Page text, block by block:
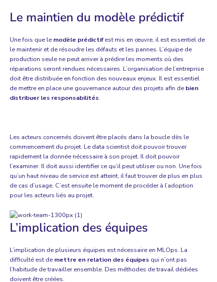
Le maintien du modèle prédictif
Une fois que le modèle prédictifest mis en œuvre, il est essentiel de
le maintenir et de résoudre les défauts et les pannes. L’équipe de
production seule ne peut arriver à prédire les moments où des
réparations seront rendues nécessaires. L’organisation de l’entreprise
doit être distribuée en fonction des nouveaux enjeux. Il est essentiel
de mettre en place une gouvernance autour des projets afin de bien
distribuer les responsabilités.
Les acteurs concernés doivent être placés dans la boucle dès le
commencement du projet. Le data scientist doit pouvoir trouver
rapidement la donnée nécessaire à son projet. Il doit pouvoir
l’examiner. Il doit aussi identifier ce qu’il peut utiliser ou non. Une fois
qu’un haut niveau de service est atteint, il faut trouver de plus en plus
de cas d’usage. C’est ensuite le moment de procéder à l’adoption
pour les acteurs liés au projet.
L’implication des équipes
L’implication de plusieurs équipes est nécessaire en MLOps. La
difficulté est de mettre en relation des équipes qui n’ont pas
l’habitude de travailler ensemble. Des méthodes de travail dédiées
doivent être créées.